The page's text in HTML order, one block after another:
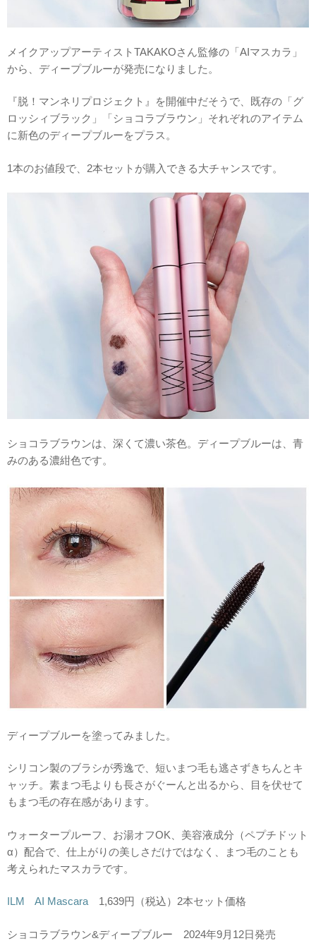
メイクアップアーティストTAKAKOさん監修の「AIマスカラ」
から、ディープブルーが発売になりました。
『脱！マンネリプロジェクト』を開催中だそうで、既存の「グ
ロッシィブラック」「ショコラブラウン」それぞれのアイテム
に新色のディープブルーをプラス。
1本のお値段で、2本セットが購入できる大チャンスです。
ショコラブラウンは、深くて濃い茶色。ディープブルーは、青
みのある濃紺色です。
ディープブルーを塗ってみました。
シリコン製のブラシが秀逸で、短いまつ毛も逃さずきちんとキ
ャッチ。素まつ毛よりも長さがぐーんと出るから、目を伏せて
もまつ毛の存在感があります。
ウォータープルーフ、お湯オフOK、美容液成分（ペプチドット
α）配合で、仕上がりの美しさだけではなく、まつ毛のことも
考えられたマスカラです。
ILM AI Mascara 1,639円（税込）2本セット価格
ショコラブラウン&ディープブルー 2024年9月12日発売